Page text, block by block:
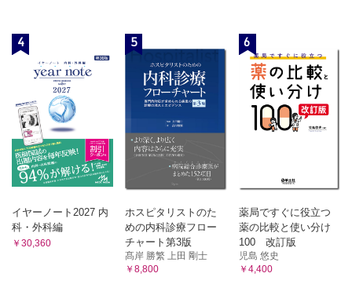
表71 おもな心筋症の学校生活管理指導区分
2.2 アブレーション後の就労
文献
略語一覧
表46 通常型AFL に対するアブレーション
表47 AT に対するアブレーション
2.5 房室ブロック作成術
表48 アブレーションによる房室ブロック作成術
3. AF
3.1 分類，機序および治療適応
図8 症候性AF の持続性に基づくリズムコントロール治療
のフローチャート
表49 AF に対するカテーテルアブレーション
表51 AF 発生リスクの中での可逆的要因
図9 AF アブレーションの適応に関する総合的判断
3.2 AF アブレーション手技
図10 おもな肺静脈隔離術術式
4
イヤーノート2027 内
科・外科編
￥30,360
5
ホスピタリストのた
めの内科診療フロー
チャート第3版
髙岸 勝繁 上田 剛士
￥8,800
6
薬局ですぐに役立つ
薬の比較と使い分け
100 改訂版
児島 悠史
￥4,400